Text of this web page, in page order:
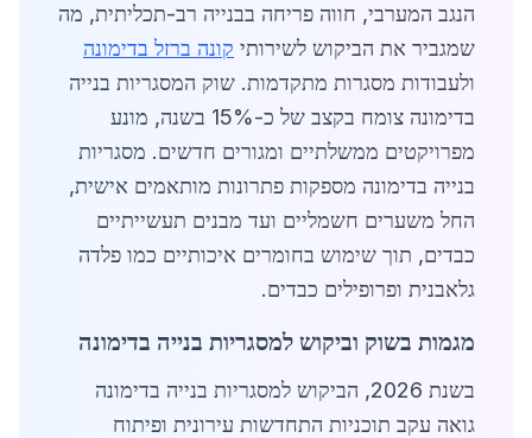
הנגב המערבי, חווה פריחה בבנייה רב-תכליתית, מה
שמגביר את הביקוש לשירותי קונה ברזל בדימונה
ולעבודות מסגרות מתקדמות. שוק המסגריות בנייה
בדימונה צומח בקצב של כ-15% בשנה, מונע
מפרויקטים ממשלתיים ומגורים חדשים. מסגריות
בנייה בדימונה מספקות פתרונות מותאמים אישית,
החל משערים חשמליים ועד מבנים תעשייתיים
כבדים, תוך שימוש בחומרים איכותיים כמו פלדה
גלאבנית ופרופילים כבדים.
מגמות בשוק וביקוש למסגריות בנייה בדימונה
בשנת 2026, הביקוש למסגריות בנייה בדימונה
גואה עקב תוכניות התחדשות עירונית ופיתוח